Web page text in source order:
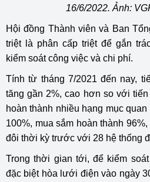
16/6/2022. Ảnh:
Hội đồng Thành viên và Ban
triệt là phân cấp triệt để gắn
kiểm soát công việc và chi phí.
Tính từ tháng 7/2021 đến nay,
tăng gần 2%, cao hơn so với
hoàn thành nhiều hạng mục
100%, mua sắm hoàn thành
đôi thời kỳ trước với 28 hệ thống
Trong thời gian tới, để kiểm
đặc biệt hòa lưới điện vào ngày